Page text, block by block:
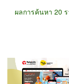
ผลการค้นหา 20
ขายส่ง